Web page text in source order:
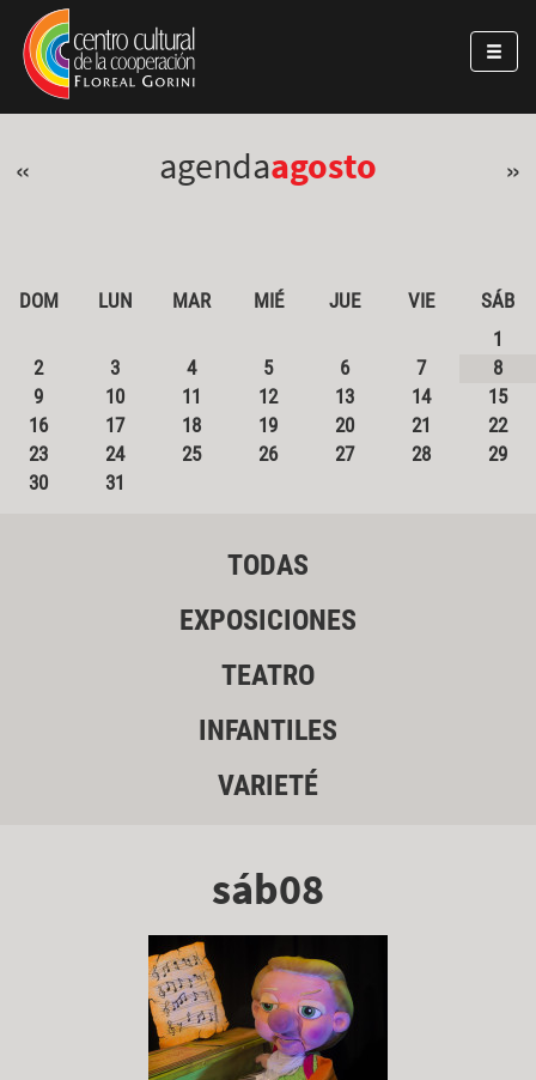
Pasar al contenido principal
Jump to main content
« agendaagosto »
DOM LUN MAR MIÉ JUE VIE
SÁB
1
2
3 4 5 6 7
8
9
10 11 12 13 14
15
16
17 18 19 20 21
22
23
24 25 26 27 28
29
30
31
TODAS
EXPOSICIONES
TEATRO
INFANTILES
VARIETÉ
sáb08